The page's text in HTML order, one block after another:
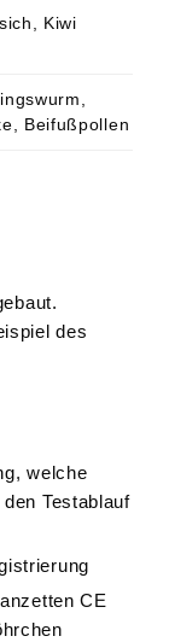
Kiwi
Beifußpollen
des
welche
Testablauf
CE